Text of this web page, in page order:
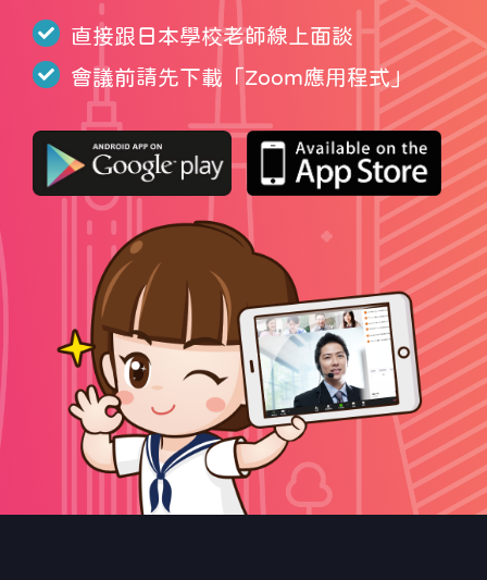
直接跟日本學校老師線上面談
會議前請先下載「Zoom應用程式」